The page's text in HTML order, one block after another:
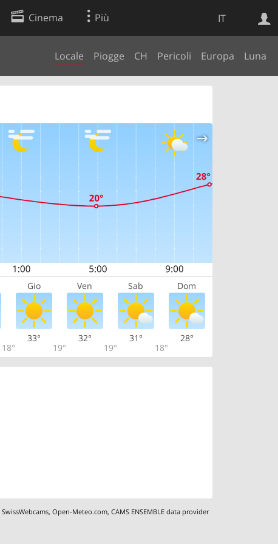
IT
Cinema Più
Locale Piogge CH Pericoli Europa Luna
Gio Ven Sab Dom
18°
33°
19°
32°
19°
31°
18°
28°
SwissWebcams,Open-Meteo.com,CAMS ENSEMBLE data provider
Ricerca Web